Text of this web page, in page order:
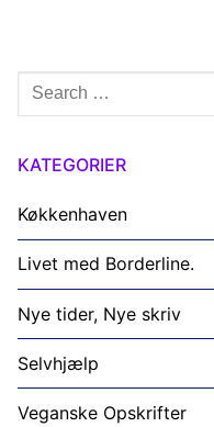
Søg
efter:
KATEGORIER
Køkkenhaven
Livet med Borderline.
Nye tider, Nye skriv
Selvhjælp
Veganske Opskrifter